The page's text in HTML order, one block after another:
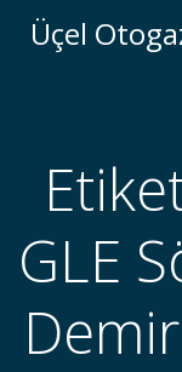
Üçel
GLE